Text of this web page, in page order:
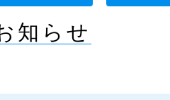
知らせ